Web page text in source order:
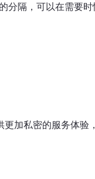
隔，可以在需要
加私密的服务体验